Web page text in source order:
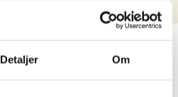
Detaljer Om